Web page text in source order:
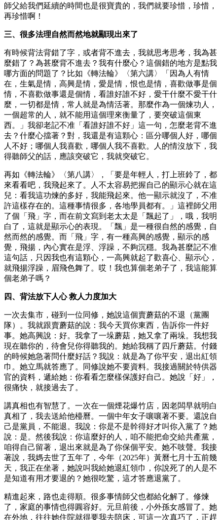
師父給我們延續的時間也是很寶貴的，我們就要珍惜，珍惜，
再珍惜啊！
三、很多法理自然而然地就顯現出來了
有時候背法背錯了字，或者背不進去，我就思考思考，我為甚
麼錯了？為甚麼背不進去？我有什麼心？這個錯的地方是點我
哪方面的問題了？比如《轉法輪》〈第六講〉「因為人有情
在，生氣是情，高興是情，愛是情，恨也是情，喜歡做事是個
情，不喜歡做事還是個情，看誰好誰不好，愛干什麼不愛干什
麼，一切都是情，常人就是為情活著。那麼作為一個煉功人，
一個超常的人，就不能用這個理來衡量了，要突破這個東
西。」我卻老記不准「看誰好誰不好」這一句，怎麼老背不進
去？什麼心擋著？對，我還是有這顆心：區分哪個人好，哪個
人不好；哪個人我喜歡，哪個人我不喜歡。人的情沒放下，我
得聽師父的話，應該突破它，我就突破它。
再如《轉法輪》〈第八講〉，「要是年輕人，打上班鈴了，都
來看看吧，我飛起來了。人不太容易把握自己的顯示心就在這
兒：看我這功煉的多好，我能飛起來。他一顯示就沒了，不准
許這樣存在的。這種事情很多，各地學員都有。」這裡師父用
了個「飛」字，而在前文寫到老太太是「飄起了」，哦，我明
白了，這就是顯示心的表現。「飄」是一種很自然的感覺，自
然而然的感覺。而「飛」字，有一種高興的感覺，顯示的感
覺，飛揚，內心實在是浮、浮躁，不夠沉穩。我為甚麼記不准
這句話，只因我也有這顆心，一高興就起了歡喜心、顯示心，
就飛揚浮躁，眉飛色舞了。哎！我也算個老弟子了，我這能算
個老弟子嗎？
四、背法放下人心 救人力度加大
一次去集市，碰到一位同修，她說這個賣蘑菇的不退（黨團
隊）。我就跟賣蘑菇的說：我今天買你東西，告訴你一件好
事。她高興說：好。我拿了一垛蘑菇，她又拿了兩垛。我想我
現在聽你的，待會兒你得聽我的。她給我稱了四斤蘑菇。付錢
的時候她急著問什麼好話？我說：就是為了你平安，退出紅領
巾。她立馬就答應了。同修說她不要資料。我接過關於特供器
官的資料，遞給她：你看看怎麼樣保護好自己。她說「好」，
很痛快，就接過去了。
講真相也有智慧了。一次在一個煙花爆竹店，因老闆早就明白
真相了，我去送給他檯曆。一個中年女子嚷嚷著不要。還說自
己是黨員，不能退。我說：你是不是幹得好才叫你入黨了？她
說：是。然後我說：你這麼好的人，咱不能把命交給共產黨，
咱得自己留著，退出來就是為了你保個平安。她不吱聲。我接
著說，我媽去世了五年了，今年（2025年）黃曆七月十五前幾
天，我正在坐著，她說叫我給她退紅領巾，你說死了的人是不
是知道有用才要退的？她很吃驚，這才答應退黨了。
精進起來，路也走得順。很多事情師父也都給化解了。修煉
了，家庭的事情也得圓容好。元旦前後，小外孫女感冒了。她
在外地，往往她住院就得要我去陪床，可這一次真巧了，正趕